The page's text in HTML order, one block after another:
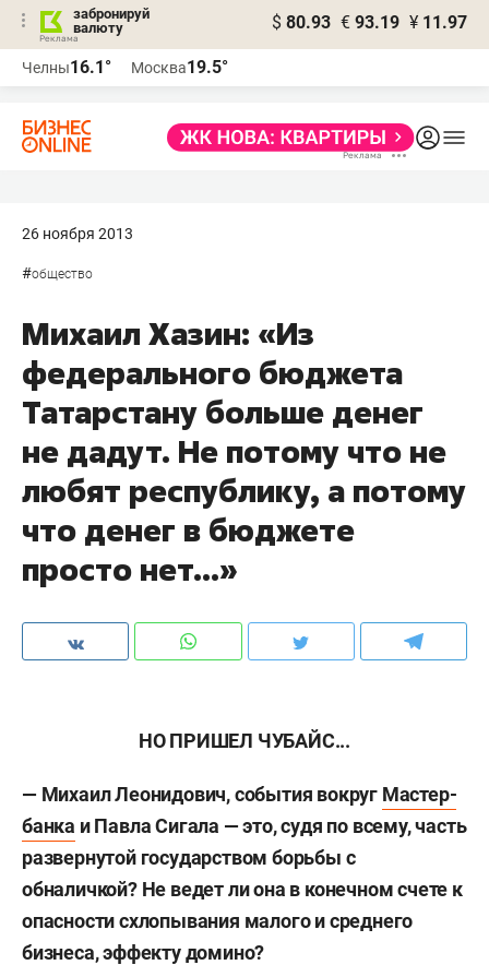
забронируй
валюту
$ 80.93 € 93.19 ¥ 11.97
Челны16.1° Москва19.5°
26 ноября 2013
#общество
Михаил Хазин: «Из
федерального бюджета
Татарстану больше денег
не дадут. Не потому что не
любят республику, а потому
что денег в бюджете
просто нет...»
НО ПРИШЕЛ ЧУБАЙС...
— Михаил Леонидович, события вокруг Мастер-
банка и Павла Сигала — это, судя по всему, часть
развернутой государством борьбы с
обналичкой? Не ведет ли она в конечном счете к
опасности схлопывания малого и среднего
бизнеса, эффекту домино?